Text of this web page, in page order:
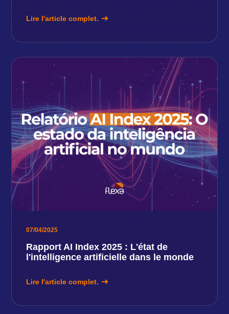
Lire l'article complet.
07/04/2025
Rapport AI Index 2025 : L'état de
l'intelligence artificielle dans le monde
Lire l'article complet.